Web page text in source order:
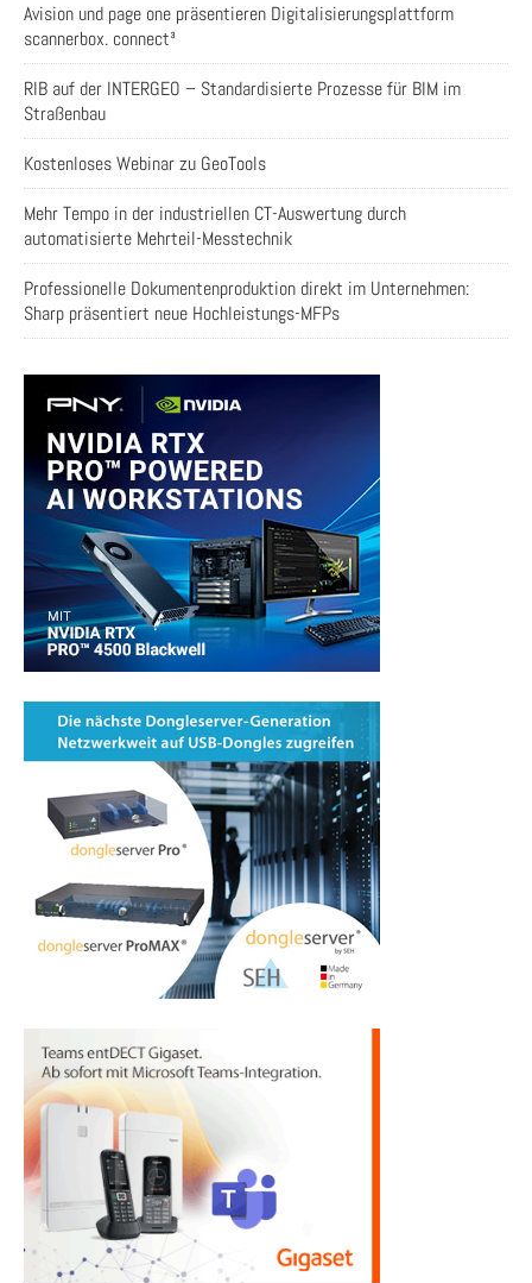
Avision und page one präsentieren Digitalisierungsplattform
scannerbox. connect³
RIB auf der INTERGEO – Standardisierte Prozesse für BIM im
Straßenbau
Kostenloses Webinar zu GeoTools
Mehr Tempo in der industriellen CT-Auswertung durch
automatisierte Mehrteil-Messtechnik
Professionelle Dokumentenproduktion direkt im Unternehmen:
Sharp präsentiert neue Hochleistungs-MFPs